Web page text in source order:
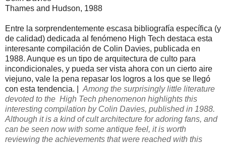
Thames and Hudson, 1988
Entre la sorprendentemente escasa bibliografía específica (y
de calidad) dedicada al fenómeno High Tech destaca esta
interesante compilación de Colin Davies, publicada en
1988. Aunque es un tipo de arquitectura de culto para
incondicionales, y pueda ser vista ahora con un cierto aire
viejuno, vale la pena repasar los logros a los que se llegó
con esta tendencia. | Among the surprisingly little literature
devoted to the High Tech phenomenon highlights this
interesting compilation by Colin Davies, publishedin 1988.
Although it is a kind of cult architecture for adoring fans, and
can be seen now with some antique feel, it is worth
reviewing the achievements that were reached with this